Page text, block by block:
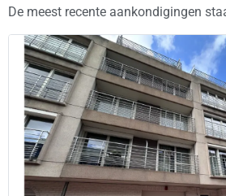
De meest recente aankondigingen